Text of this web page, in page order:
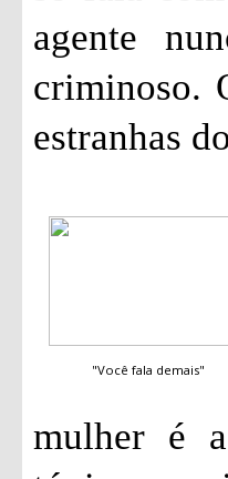
agente
criminoso.
estranhas
"Você fala demais"
mulher é